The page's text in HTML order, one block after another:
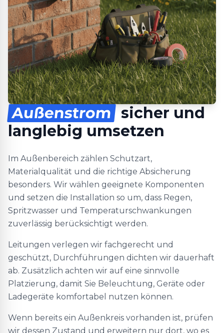
Außenstrom sicher und
langlebig umsetzen
Im Außenbereich zählen Schutzart,
Materialqualität und die richtige Absicherung
besonders. Wir wählen geeignete Komponenten
und setzen die Installation so um, dass Regen,
Spritzwasser und Temperaturschwankungen
zuverlässig berücksichtigt werden.
Leitungen verlegen wir fachgerecht und
geschützt, Durchführungen dichten wir dauerhaft
ab. Zusätzlich achten wir auf eine sinnvolle
Platzierung, damit Sie Beleuchtung, Geräte oder
Ladegeräte komfortabel nutzen können.
Wenn bereits ein Außenkreis vorhanden ist, prüfen
wir dessen Zustand und erweitern nur dort, wo es